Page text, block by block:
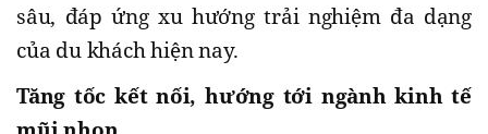
sâu, đáp ứng xu hướng trải nghiệm đa dạng
của du khách hiện nay.
Tăng tốc kết nối, hướng tới ngành kinh tế